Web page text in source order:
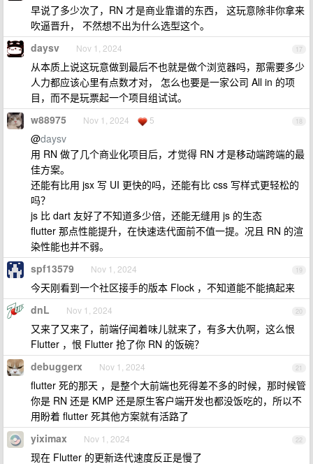
早说了多少次了，RN 才是商业靠谱的东西， 这玩意除非你拿来
吹逼晋升， 不然想不出为什么选型这个。
17
daysv Nov 1, 2024
从本质上说这玩意做到最后不也就是做个浏览器吗，那需要多少
人力都应该心里有点数才对， 怎么也要是一家公司 All in 的项
目，而不是玩票起一个项目组试试。
18
w88975 Nov 1, 2024 5
@daysv
用 RN 做了几个商业化项目后，才觉得 RN 才是移动端跨端的最
佳方案。
还能有比用 jsx 写 UI 更快的吗，还能有比 css 写样式更轻松的
吗？
js 比 dart 友好了不知道多少倍，还能无缝用 js 的生态
flutter 那点性能提升，在快速迭代面前不值一提。况且 RN 的渲
染性能也并不弱。
19
spf13579 Nov 1, 2024
今天刚看到一个社区接手的版本 Flock ，不知道能不能搞起来
20
dnL Nov 1, 2024
又来了又来了，前端仔闻着味儿就来了，有多大仇啊，这么恨
Flutter ，恨 Flutter 抢了你 RN 的饭碗？
21
debuggerx Nov 1, 2024
flutter 死的那天 ，是整个大前端也死得差不多的时候，那时候管
你是 RN 还是 KMP 还是原生客户端开发也都没饭吃的，所以不
用盼着 flutter 死其他方案就有活路了
22
yiximax Nov 1, 2024
现在 Flutter 的更新迭代速度反正是慢了